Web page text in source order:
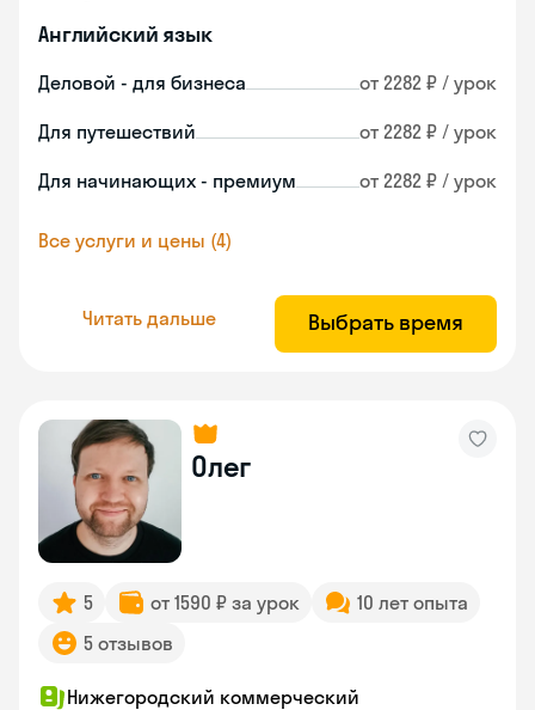
Английский язык
Деловой - для бизнеса от 2282 ₽ / урок
Для путешествий от 2282 ₽ / урок
Для начинающих - премиум от 2282 ₽ / урок
Все услуги и цены (4)
Читать дальше Выбрать время
Олег
5 от 1590 ₽ за урок
10 лет опыта
5 отзывов
Нижегородский коммерческий